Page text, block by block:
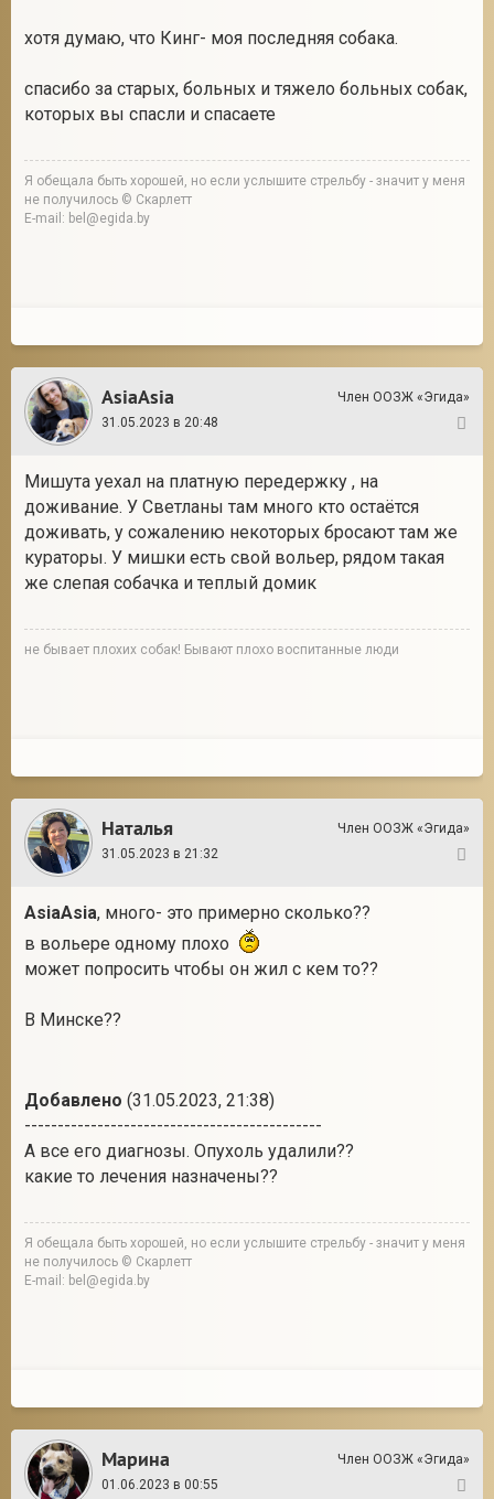
хотя думаю, что Кинг- моя последняя собака.
спасибо за старых, больных и тяжело больных собак,
которых вы спасли и спасаете
Я обещала быть хорошей, но если услышите стрельбу - значит у меня
не получилось © Скарлетт
E-mail: bel@egida.by
AsiaAsia
Член ООЗЖ «Эгида»
31.05.2023 в 20:48
Мишута уехал на платную передержку , на
доживание. У Светланы там много кто остаётся
доживать, у сожалению некоторых бросают там же
кураторы. У мишки есть свой вольер, рядом такая
же слепая собачка и теплый домик
не бывает плохих собак! Бывают плохо воспитанные люди
Наталья
Член ООЗЖ «Эгида»
31.05.2023 в 21:32
AsiaAsia, много- это примерно сколько??
в вольере одному плохо
может попросить чтобы он жил с кем то??
В Минске??
Добавлено (31.05.2023, 21:38)
---------------------------------------------
А все его диагнозы. Опухоль удалили??
какие то лечения назначены??
Я обещала быть хорошей, но если услышите стрельбу - значит у меня
не получилось © Скарлетт
E-mail: bel@egida.by
Марина
Член ООЗЖ «Эгида»
01.06.2023 в 00:55